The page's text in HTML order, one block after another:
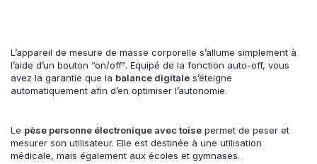
L’appareil de mesure de masse corporelle s’allume simplement à
l’aide d’un bouton “on/off”. Equipé de la fonction auto-off, vous
avez la garantie que la balance digitale s’éteigne
automatiquement afin d’en optimiser l’autonomie.
Le pèse personne électronique avec toise permet de peser et
mesurer son utilisateur. Elle est destinée à une utilisation
médicale, mais également aux écoles et gymnases.